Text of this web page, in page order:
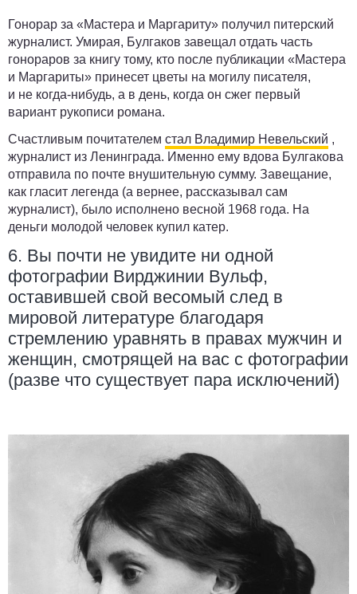
Гонорар за «Мастера и Маргариту» получил питерский
журналист. Умирая, Булгаков завещал отдать часть
гонораров за книгу тому, кто после публикации «Мастера
и Маргариты» принесет цветы на могилу писателя,
и не когда-нибудь, а в день, когда он сжег первый
вариант рукописи романа.
Счастливым почитателем стал Владимир Невельский ,
журналист из Ленинграда. Именно ему вдова Булгакова
отправила по почте внушительную сумму. Завещание,
как гласит легенда (а вернее, рассказывал сам
журналист), было исполнено весной 1968 года. На
деньги молодой человек купил катер.
6. Вы почти не увидите ни одной
фотографии Вирджинии Вульф,
оставившей свой весомый след в
мировой литературе благодаря
стремлению уравнять в правах мужчин и
женщин, смотрящей на вас с фотографии
(разве что существует пара исключений)